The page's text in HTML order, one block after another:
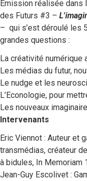
Émission réalisée dans
des Futurs #3 –
– qui s’est déroulé les
grandes questions :
La créativité numérique
Les médias du futur,
Le nudge et les
L’Econologie, pour
Les nouveaux
Intervenants
Eric Viennot : Auteur et
transmédias, créateur
à bidules, In Memoriam
Jean-Guy Escolivet :